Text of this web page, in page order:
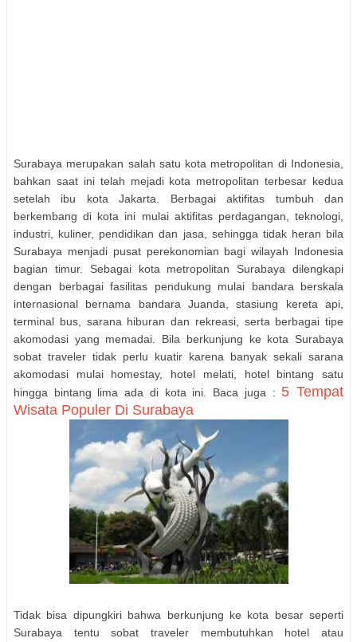
Surabaya merupakan salah satu kota metropolitan di Indonesia,
bahkan saat ini telah mejadi kota metropolitan terbesar kedua
setelah ibu kota Jakarta. Berbagai aktifitas tumbuh dan
berkembang di kota ini mulai aktifitas perdagangan, teknologi,
industri, kuliner, pendidikan dan jasa, sehingga tidak heran bila
Surabaya menjadi pusat perekonomian bagi wilayah Indonesia
bagian timur. Sebagai kota metropolitan Surabaya dilengkapi
dengan berbagai fasilitas pendukung mulai bandara berskala
internasional bernama bandara Juanda, stasiung kereta api,
terminal bus, sarana hiburan dan rekreasi, serta berbagai tipe
akomodasi yang memadai. Bila berkunjung ke kota Surabaya
sobat traveler tidak perlu kuatir karena banyak sekali sarana
akomodasi mulai homestay, hotel melati, hotel bintang satu
hingga bintang lima ada di kota ini. Baca juga : 5 Tempat
Wisata Populer Di Surabaya
Tidak bisa dipungkiri bahwa berkunjung ke kota besar seperti
Surabaya tentu sobat traveler membutuhkan hotel atau